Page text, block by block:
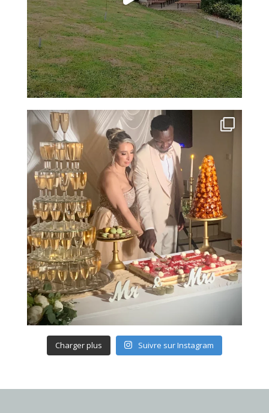
Charger plus Suivre sur Instagram